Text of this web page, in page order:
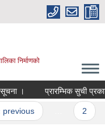
निर्माणको
। प्रारम्भिक सुची
previous